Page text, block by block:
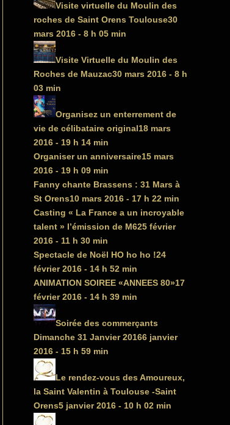
Visite virtuelle du Moulin des
roches de Saint Orens Toulouse30
mars 2016 - 8 h 05 min
Visite Virtuelle du Moulin des
Roches de Mauzac30 mars 2016 - 8 h
03 min
Organisez un enterrement de
vie de célibataire original18 mars
2016 - 19 h 14 min
Organiser un anniversaire15 mars
2016 - 19 h 09 min
Fanny chante Brassens : 31 Mars à
St Orens10 mars 2016 - 17 h 22 min
Casting « La France a un incroyable
talent » l’émission de M625 février
2016 - 11 h 30 min
Spectacle de Noël HO ho ho !24
février 2016 - 14 h 52 min
ANIMATION SOIREE «ANNEES 80»17
février 2016 - 14 h 39 min
Soirée des commerçants
Dimanche 31 Janvier 20166 janvier
2016 - 15 h 59 min
Le rendez-vous des Amoureux,
la Saint Valentin à Toulouse -Saint
Orens5 janvier 2016 - 10 h 02 min